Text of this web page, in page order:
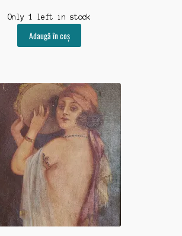
Only 1 left in stock
Adaugă în coș